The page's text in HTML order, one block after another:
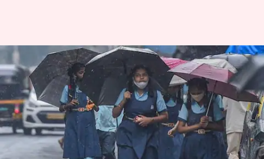
காலாண்டு
விடுமுறைக்குப் பின்
மீண்டும் பள்ளிகள் திறப்பு;
தலைமை
ஆசிரியர்களுக்கு பறந்த
உத்தரவு